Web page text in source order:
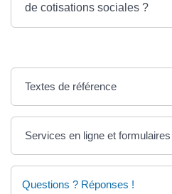
de cotisations sociales ?
Textes de référence
Services en ligne et formulaires
Questions ? Réponses !